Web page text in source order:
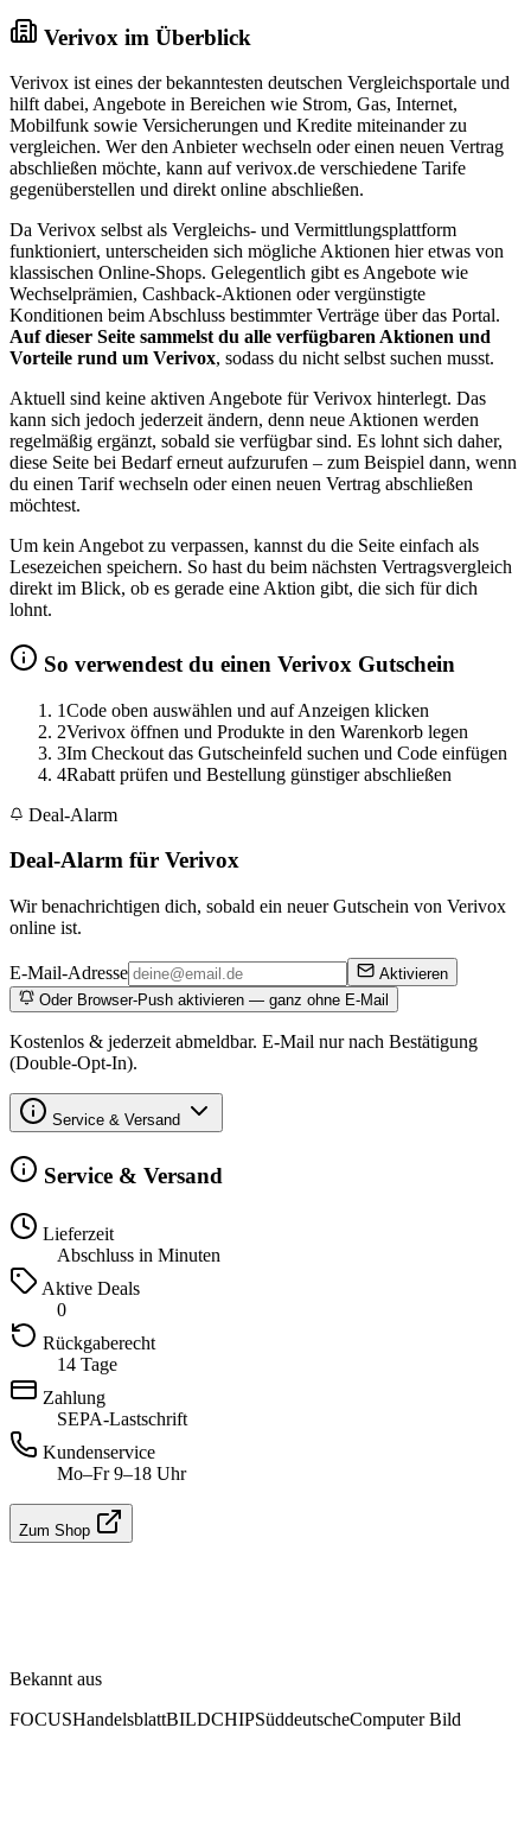
Verivox im Überblick
Verivox ist eines der bekanntesten deutschen Vergleichsportale und
hilft dabei, Angebote in Bereichen wie Strom, Gas, Internet,
Mobilfunk sowie Versicherungen und Kredite miteinander zu
vergleichen. Wer den Anbieter wechseln oder einen neuen Vertrag
abschließen möchte, kann auf verivox.de verschiedene Tarife
gegenüberstellen und direkt online abschließen.
Da Verivox selbst als Vergleichs- und Vermittlungsplattform
funktioniert, unterscheiden sich mögliche Aktionen hier etwas von
klassischen Online-Shops. Gelegentlich gibt es Angebote wie
Wechselprämien, Cashback-Aktionen oder vergünstigte
Konditionen beim Abschluss bestimmter Verträge über das Portal.
Auf dieser Seite sammelst du alle verfügbaren Aktionen und
Vorteile rund um Verivox, sodass du nicht selbst suchen musst.
Aktuell sind keine aktiven Angebote für Verivox hinterlegt. Das
kann sich jedoch jederzeit ändern, denn neue Aktionen werden
regelmäßig ergänzt, sobald sie verfügbar sind. Es lohnt sich daher,
diese Seite bei Bedarf erneut aufzurufen – zum Beispiel dann, wenn
du einen Tarif wechseln oder einen neuen Vertrag abschließen
möchtest.
Um kein Angebot zu verpassen, kannst du die Seite einfach als
Lesezeichen speichern. So hast du beim nächsten Vertragsvergleich
direkt im Blick, ob es gerade eine Aktion gibt, die sich für dich
lohnt.
So verwendest du einen Verivox Gutschein
1Code oben auswählen und auf Anzeigen klicken
2Verivox öffnen und Produkte in den Warenkorb legen
3Im Checkout das Gutscheinfeld suchen und Code einfügen
4Rabatt prüfen und Bestellung günstiger abschließen
Deal-Alarm
Deal-Alarm für Verivox
Wir benachrichtigen dich, sobald ein neuer Gutschein von Verivox
online ist.
E-Mail-Adresse
Aktivieren
Oder Browser-Push aktivieren — ganz ohne E-Mail
Kostenlos & jederzeit abmeldbar. E-Mail nur nach Bestätigung
(Double-Opt-In).
Service & Versand
Service & Versand
Lieferzeit
Abschluss in Minuten
Aktive Deals
0
Rückgaberecht
14 Tage
Zahlung
SEPA-Lastschrift
Kundenservice
Mo–Fr 9–18 Uhr
Zum Shop
Bekannt aus
FOCUSHandelsblattBILDCHIPSüddeutscheComputer Bild